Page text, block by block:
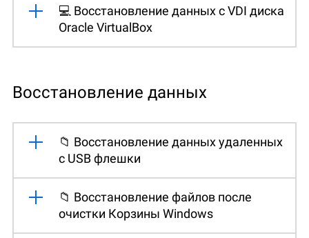
💻 Восстановление данных с VDI диска
Oracle VirtualBox
Восстановление данных
📁 Восстановление данных удаленных
с USB флешки
📁 Восстановление файлов после
очистки Корзины Windows